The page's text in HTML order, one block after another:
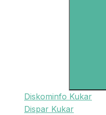
Diskominfo Kukar
Dispar Kukar